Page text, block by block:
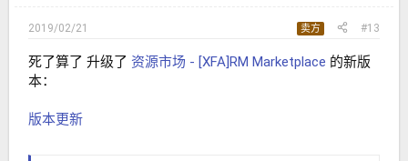
2019/02/21 卖方 #13
死了算了 升级了 资源市场 - [XFA]RM Marketplace 的新版
本：
版本更新